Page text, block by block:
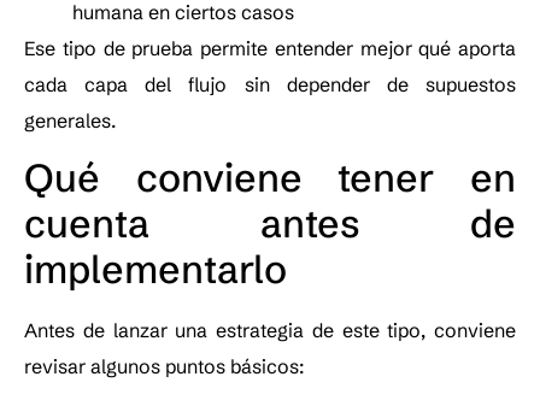
humana en ciertos casos
Ese tipo de prueba permite entender mejor qué aporta
cada capa del flujo sin depender de supuestos
generales.
Qué conviene tener en
cuenta antes de
implementarlo
Antes de lanzar una estrategia de este tipo, conviene
revisar algunos puntos básicos: